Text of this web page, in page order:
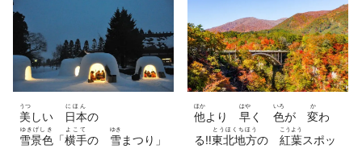
美
うつ
しい 日本
にほん
の
雪景色
ゆきげしき
「横手
よこて
の 雪
ゆき
まつり」
他
ほか
より早
はや
く色
いろ
が変
か
わ
る‼東北地方
とうほくちほう
の紅葉
こうよう
スポッ